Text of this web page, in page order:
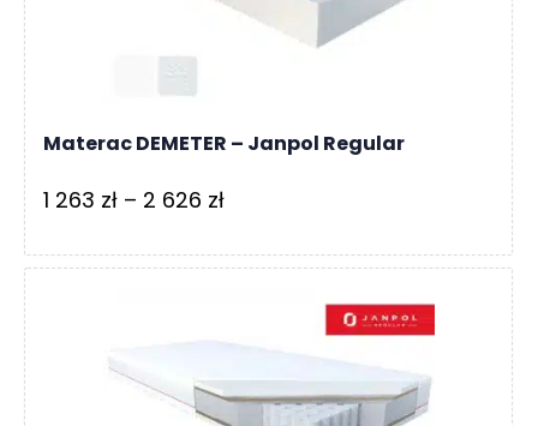
555 zł
Materac DEMETER – Janpol Regular
1 263 zł – 2 626 złZakres
od
263 zł
do
2